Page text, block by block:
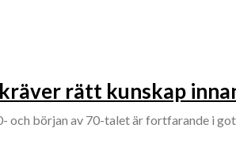
rätt kunskap
och början av 70-talet är fortfarande i